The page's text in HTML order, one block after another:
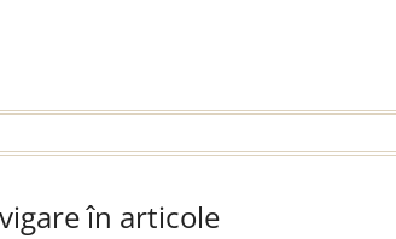
în articole